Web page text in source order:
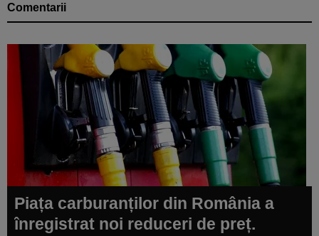
Comentarii
Piața carburanților din România a
înregistrat noi reduceri de preț.